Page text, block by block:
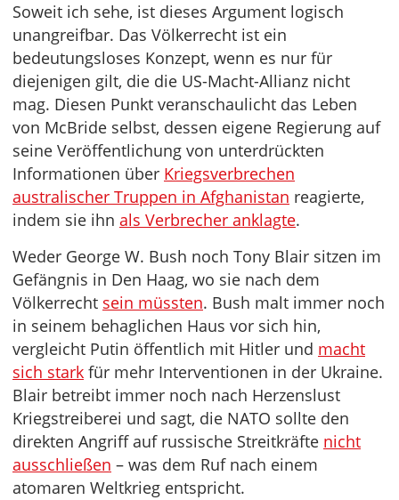
Soweit ich sehe, ist dieses Argument logisch
unangreifbar. Das Völkerrecht ist ein
bedeutungsloses Konzept, wenn es nur für
diejenigen gilt, die die US-Macht-Allianz nicht
mag. Diesen Punkt veranschaulicht das Leben
von McBride selbst, dessen eigene Regierung auf
seine Veröffentlichung von unterdrückten
Informationen über Kriegsverbrechen
australischer Truppen in Afghanistan reagierte,
indem sie ihn als Verbrecher anklagte.
Weder George W. Bush noch Tony Blair sitzen im
Gefängnis in Den Haag, wo sie nach dem
Völkerrecht sein müssten. Bush malt immer noch
in seinem behaglichen Haus vor sich hin,
vergleicht Putin öffentlich mit Hitler und macht
sich stark für mehr Interventionen in der Ukraine.
Blair betreibt immer noch nach Herzenslust
Kriegstreiberei und sagt, die NATO sollte den
direkten Angriff auf russische Streitkräfte nicht
ausschließen – was dem Ruf nach einem
atomaren Weltkrieg entspricht.